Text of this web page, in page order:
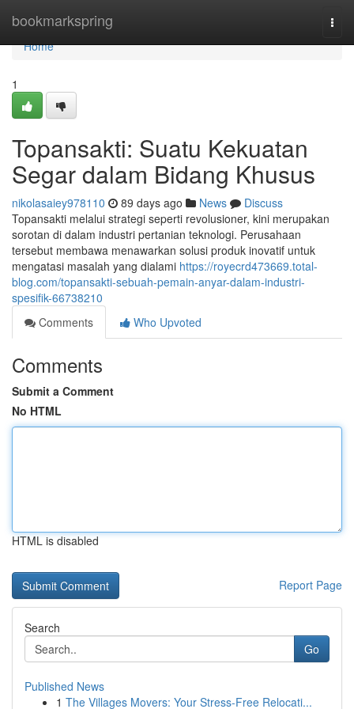
bookmarkspring
Home
Home
1
Topansakti: Suatu Kekuatan
Segar dalam Bidang Khusus
nikolasaiey978110 89 days ago News
Discuss
Topansakti melalui strategi seperti revolusioner, kini merupakan
sorotan di dalam industri pertanian teknologi. Perusahaan
tersebut membawa menawarkan solusi produk inovatif untuk
mengatasi masalah yang dialami https://royecrd473669.total-
blog.com/topansakti-sebuah-pemain-anyar-dalam-industri-
spesifik-66738210
Comments
Who Upvoted
Comments
Submit a Comment
No HTML
HTML is disabled
Report Page
Search
Go
Published News
1 The Villages Movers: Your Stress-Free Relocati...